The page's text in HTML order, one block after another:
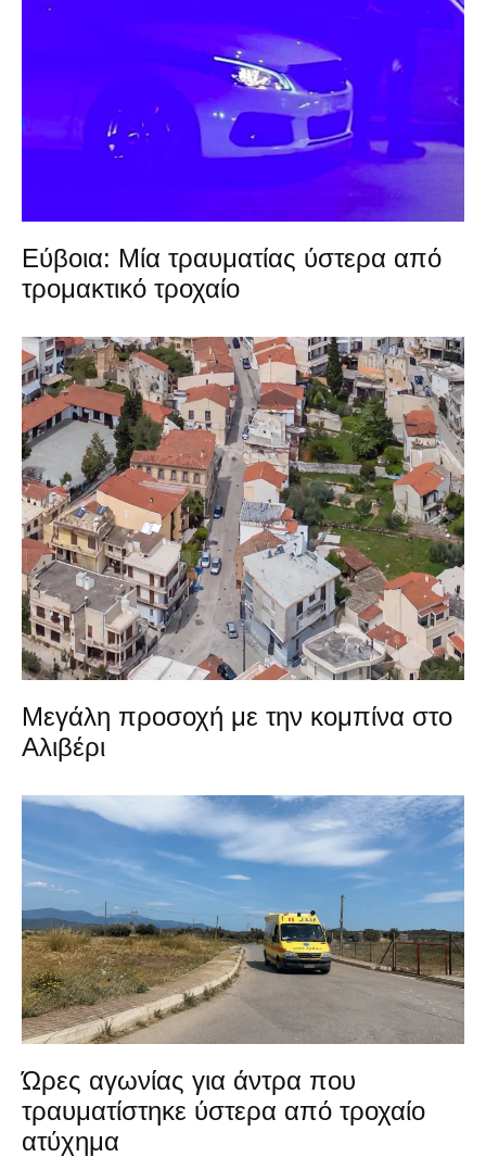
Εύβοια: Μία τραυματίας ύστερα από
τρομακτικό τροχαίο
Μεγάλη προσοχή με την κομπίνα στο
Αλιβέρι
Ώρες αγωνίας για άντρα που
τραυματίστηκε ύστερα από τροχαίο
ατύχημα